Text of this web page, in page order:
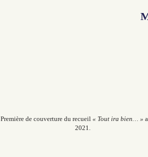
Première de couverture du recueil « Tout ira bien… »
2021.